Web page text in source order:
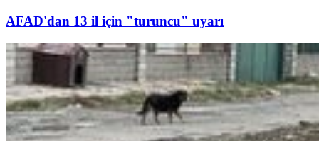
AFAD'dan 13 il için "turuncu" uyarı